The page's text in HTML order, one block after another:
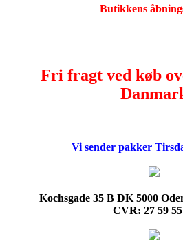
Butikkens
Fri fragt ved køb
Vi sender pakker
Kochsgade 35 B DK 5000
CVR: 27 59